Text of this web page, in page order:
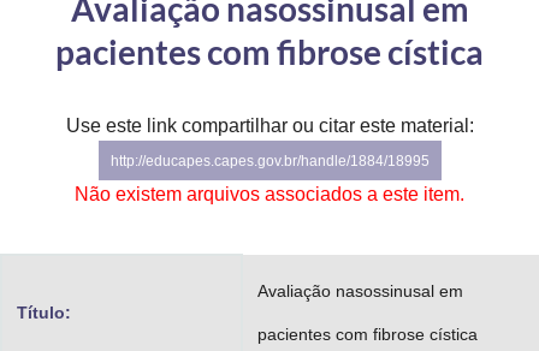
Controladoria-Geral da União
Ministério da Mulher, da Família e dos Direitos Humanos
Secretaria-Geral
Avaliação nasossinusal em
pacientes com fibrose cística
Use este link compartilhar ou citar este material:
http://educapes.capes.gov.br/handle/1884/18995
Não existem arquivos associados a este item.
Título:
Avaliação nasossinusal em
pacientes com fibrose cística